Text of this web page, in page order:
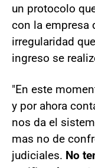
un protocolo
con la empresa
irregularidad
ingreso se
"En este
y por ahora
nos da el
mas no de
judiciales. No